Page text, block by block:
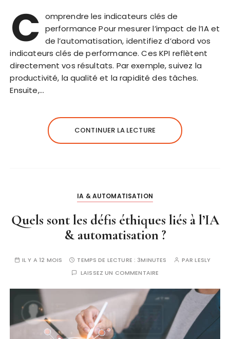
C omprendre les indicateurs clés de
performance Pour mesurer l’impact de l’IA et
de l’automatisation, identifiez d’abord vos
indicateurs clés de performance. Ces KPI reflètent
directement vos résultats. Par exemple, suivez la
productivité, la qualité et la rapidité des tâches.
Ensuite,…
CONTINUER LA LECTURE
IA & AUTOMATISATION
Quels sont les défis éthiques liés à l’IA
& automatisation ?
IL Y A 12 MOIS TEMPS DE LECTURE : 3MINUTES PARLESLY
LAISSEZ UN COMMENTAIRE